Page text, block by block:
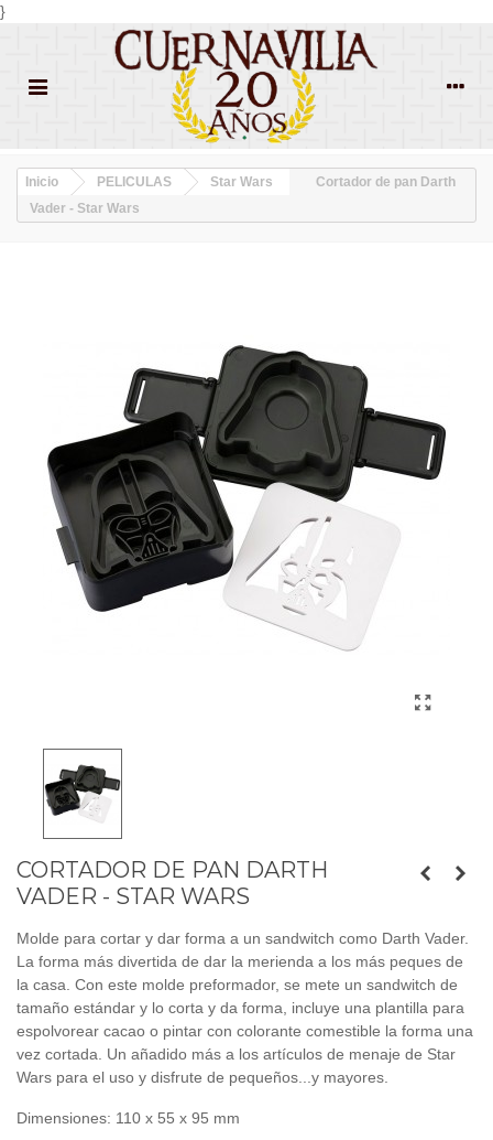
}
Inicio PELICULAS Star Wars
Cortador de pan Darth
Vader - Star Wars
CORTADOR DE PAN DARTH
VADER - STAR WARS
Molde para cortar y dar forma a un sandwitch como Darth Vader.
La forma más divertida de dar la merienda a los más peques de
la casa. Con este molde preformador, se mete un sandwitch de
tamaño estándar y lo corta y da forma, incluye una plantilla para
espolvorear cacao o pintar con colorante comestible la forma una
vez cortada. Un añadido más a los artículos de menaje de Star
Wars para el uso y disfrute de pequeños...y mayores.
Dimensiones: 110 x 55 x 95 mm